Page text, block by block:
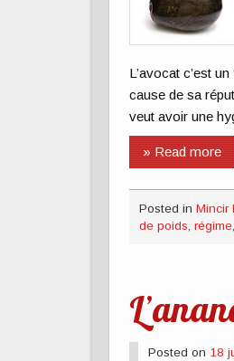
L’avocat c’est
cause de sa
veut avoir une
» Read more
Posted in Mincir
de poids, régime,
Posted on 18